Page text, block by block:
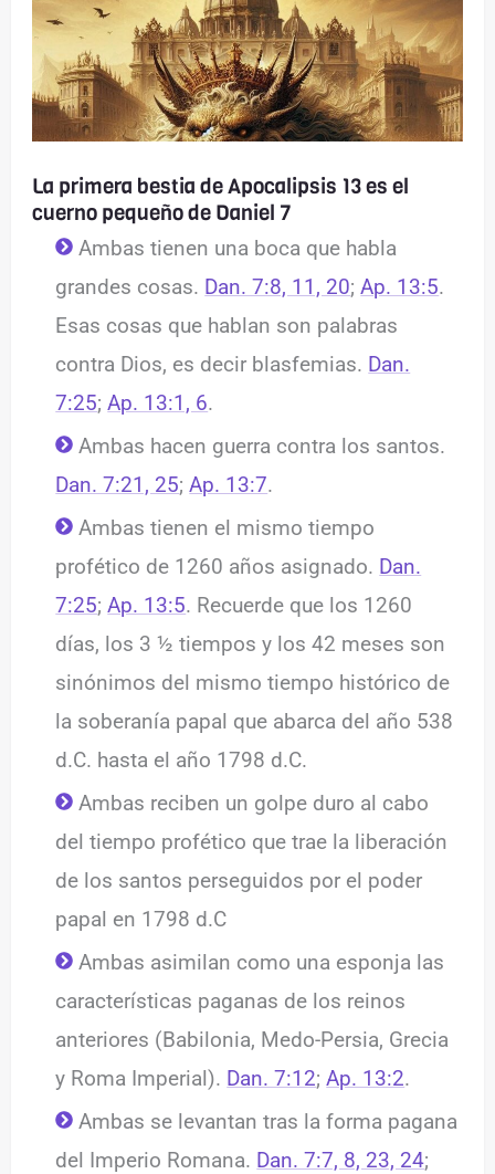
La primera bestia de Apocalipsis 13 es el
cuerno pequeño de Daniel 7
Ambas tienen una boca que habla
grandes cosas. Dan. 7:8, 11, 20;Ap. 13:5.
Esas cosas que hablan son palabras
contra Dios, es decir blasfemias. Dan.
7:25;Ap. 13:1, 6.
Ambas hacen guerra contra los santos.
Dan. 7:21, 25;Ap. 13:7.
Ambas tienen el mismo tiempo
profético de 1260 años asignado. Dan.
7:25;Ap. 13:5. Recuerde que los 1260
días, los 3 ½ tiempos y los 42 meses son
sinónimos del mismo tiempo histórico de
la soberanía papal que abarca del año 538
d.C. hasta el año 1798 d.C.
Ambas reciben un golpe duro al cabo
del tiempo profético que trae la liberación
de los santos perseguidos por el poder
papal en 1798 d.C
Ambas asimilan como una esponja las
características paganas de los reinos
anteriores (Babilonia, Medo-Persia, Grecia
y Roma Imperial). Dan. 7:12;Ap. 13:2.
Ambas se levantan tras la forma pagana
del Imperio Romana. Dan. 7:7, 8, 23, 24;